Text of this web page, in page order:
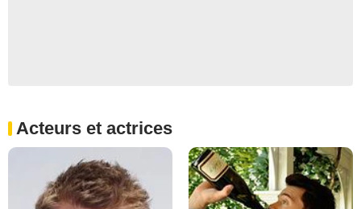
Acteurs et actrices